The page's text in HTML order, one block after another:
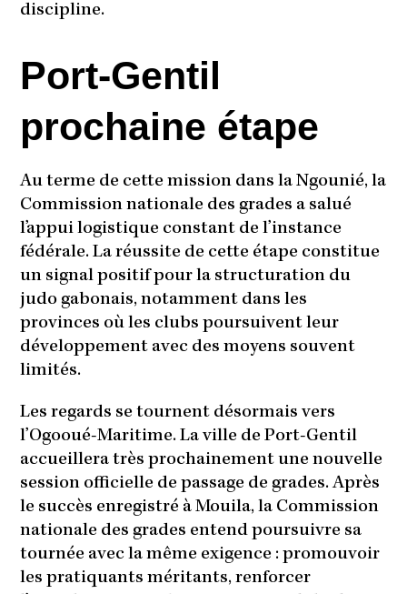
discipline.
Port-Gentil
prochaine étape
Au terme de cette mission dans la Ngounié, la
Commission nationale des grades a salué
l’appui logistique constant de l’instance
fédérale. La réussite de cette étape constitue
un signal positif pour la structuration du
judo gabonais, notamment dans les
provinces où les clubs poursuivent leur
développement avec des moyens souvent
limités.
Les regards se tournent désormais vers
l’Ogooué-Maritime. La ville de Port-Gentil
accueillera très prochainement une nouvelle
session officielle de passage de grades. Après
le succès enregistré à Mouila, la Commission
nationale des grades entend poursuivre sa
tournée avec la même exigence : promouvoir
les pratiquants méritants, renforcer